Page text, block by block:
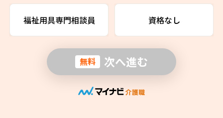
福祉用具専門相談員 資格なし
無料 次へ進む